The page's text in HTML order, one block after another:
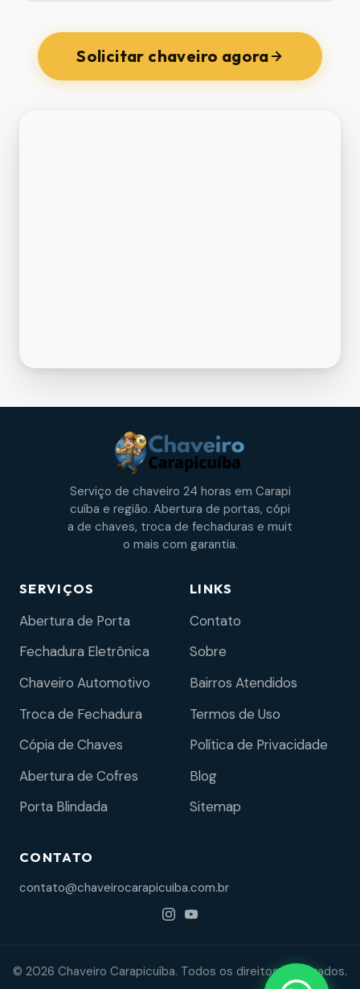
Solicitar chaveiro agora
Serviço de chaveiro 24 horas em Carapi
cuíba e região. Abertura de portas, cópi
a de chaves, troca de fechaduras e muit
o mais com garantia.
SERVIÇOS
Abertura de Porta
Fechadura Eletrônica
Chaveiro Automotivo
Troca de Fechadura
Cópia de Chaves
Abertura de Cofres
Porta Blindada
LINKS
Contato
Sobre
Bairros Atendidos
Termos de Uso
Política de Privacidade
Blog
Sitemap
CONTATO
contato@chaveirocarapicuiba.com.br
© 2026 Chaveiro Carapicuíba. Todos os direitos reservados.